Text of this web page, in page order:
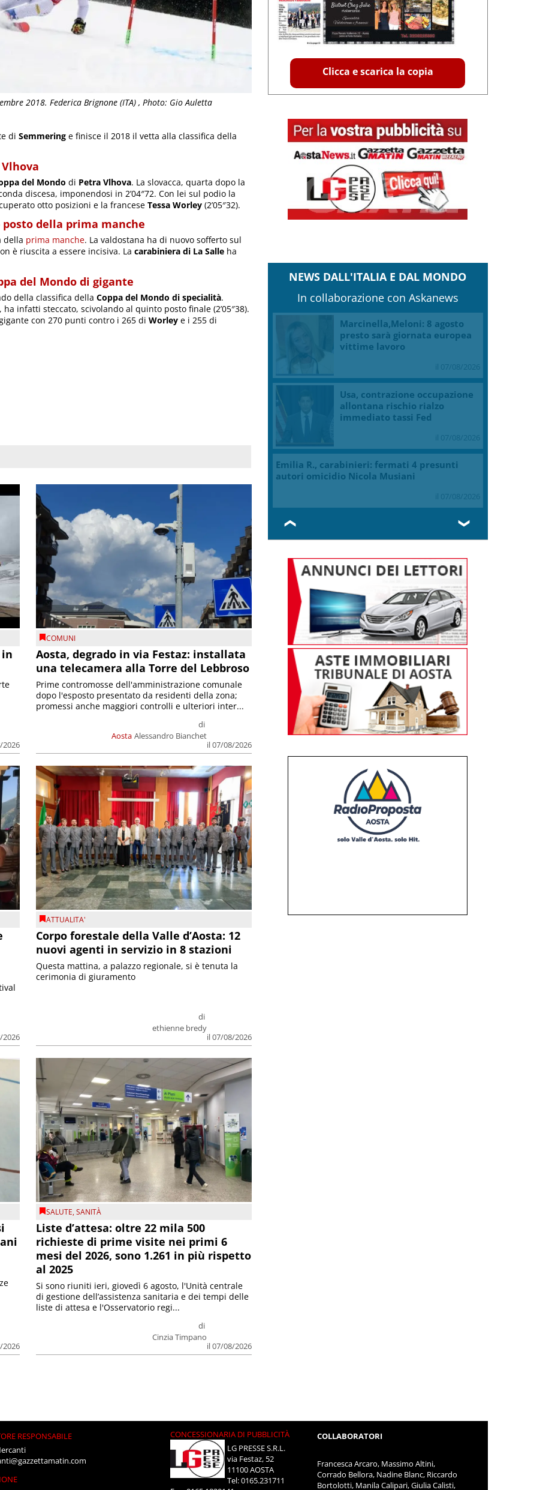
2018. Federica Brignone (ITA) , Photo: Gio Auletta
di Semmering e finisce il 2018 il vetta alla classifica della
del Mondo di Petra Vlhova. La slovacca, quarta dopo la
discesa, imponendosi in 2’04″72. Con lei sul podio la
otto posizioni e la francese Tessa Worley (2’05″32).
della prima manche
della prima manche. La valdostana ha di nuovo sofferto sul
è riuscita a essere incisiva. La carabiniera di La Salle ha
del Mondo di gigante
della classifica della Coppa del Mondo di specialità.
infatti steccato, scivolando al quinto posto finale (2’05″38).
con 270 punti contro i 265 di Worley e i 255 di
2026
COMUNI
Aosta, degrado in via Festaz: installata
una telecamera alla Torre del Lebbroso
Aosta
di
Alessandro Bianchet
il 07/08/2026
Prime contromosse dell'amministrazione comunale
dopo l'esposto presentato da residenti della zona;
promessi anche maggiori controlli e ulteriori inter...
2026
ATTUALITA'
Corpo forestale della Valle d’Aosta: 12
nuovi agenti in servizio in 8 stazioni
di
ethienne bredy
il 07/08/2026
Questa mattina, a palazzo regionale, si è tenuta la
cerimonia di giuramento
2026
SALUTE,SANITÀ
Liste d’attesa: oltre 22 mila 500
richieste di prime visite nei primi 6
mesi del 2026, sono 1.261 in più rispetto
al 2025
di
Cinzia Timpano
il 07/08/2026
Si sono riuniti ieri, giovedì 6 agosto, l'Unità centrale
di gestione dell’assistenza sanitaria e dei tempi delle
liste di attesa e l'Osservatorio regi...
Clicca e scarica la copia
NEWS DALL'ITALIA E DAL MONDO
In collaborazione con Askanews
Marcinella,Meloni: 8 agosto
presto sarà giornata europea
vittime lavoro
il 07/08/2026
Usa, contrazione occupazione
allontana rischio rialzo
immediato tassi Fed
il 07/08/2026
Emilia R., carabinieri: fermati 4 presunti
autori omicidio Nicola Musiani
il 07/08/2026
❮ ❯
RESPONSABILE
CONCESSIONARIA DI PUBBLICITÀ
LG PRESSE S.R.L.
via Festaz, 52
11100 AOSTA
Tel: 0165.231711
COLLABORATORI
Francesca Arcaro, Massimo Altini,
Corrado Bellora, Nadine Blanc, Riccardo
Bortolotti, Manila Calipari, Giulia Calisti,